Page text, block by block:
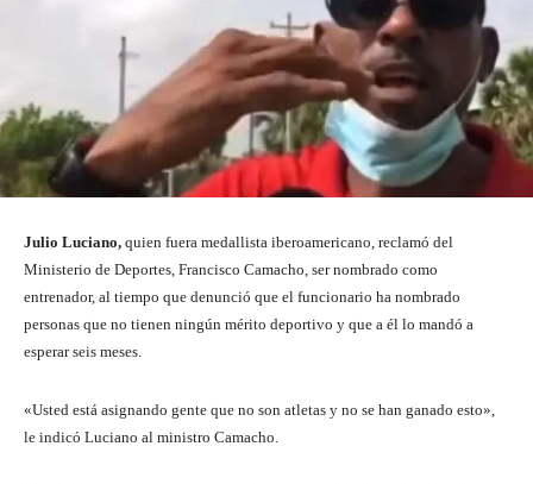
Julio Luciano, quien fuera medallista iberoamericano, reclamó del
Ministerio de Deportes, Francisco Camacho, ser nombrado como
entrenador, al tiempo que denunció que el funcionario ha nombrado
personas que no tienen ningún mérito deportivo y que a él lo mandó a
esperar seis meses.
«Usted está asignando gente que no son atletas y no se han ganado esto»,
le indicó Luciano al ministro Camacho.